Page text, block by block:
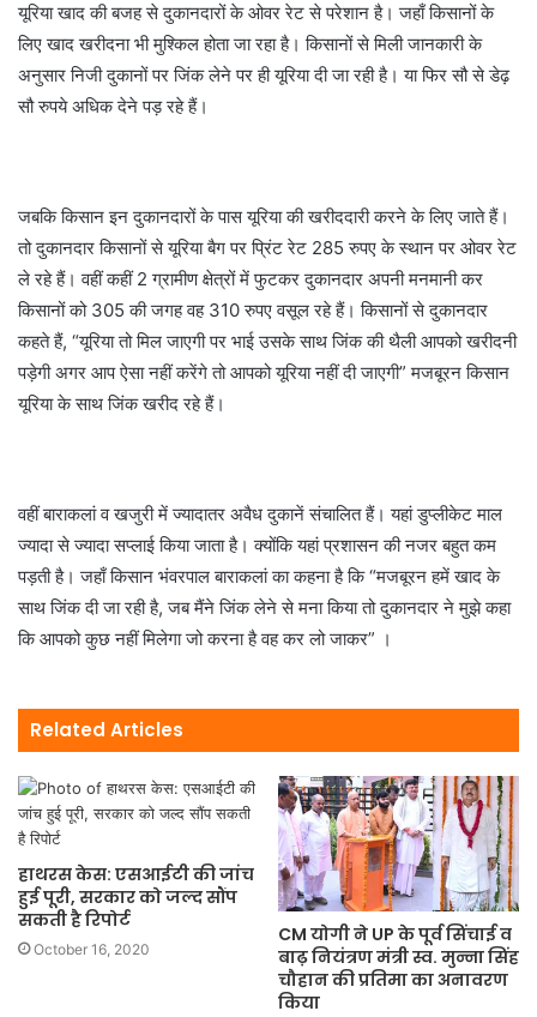
यूरिया खाद की बजह से दुकानदारों के ओवर रेट से परेशान है। जहाँ किसानों के
लिए खाद खरीदना भी मुश्किल होता जा रहा है। किसानों से मिली जानकारी के
अनुसार निजी दुकानों पर जिंक लेने पर ही यूरिया दी जा रही है। या फिर सौ से डेढ़
सौ रुपये अधिक देने पड़ रहे हैं।
जबकि किसान इन दुकानदारों के पास यूरिया की खरीददारी करने के लिए जाते हैं।
तो दुकानदार किसानों से यूरिया बैग पर प्रिंट रेट 285 रुपए के स्थान पर ओवर रेट
ले रहे हैं। वहीं कहीं 2 ग्रामीण क्षेत्रों में फुटकर दुकानदार अपनी मनमानी कर
किसानों को 305 की जगह वह 310 रुपए वसूल रहे हैं। किसानों से दुकानदार
कहते हैं, “यूरिया तो मिल जाएगी पर भाई उसके साथ जिंक की थैली आपको खरीदनी
पड़ेगी अगर आप ऐसा नहीं करेंगे तो आपको यूरिया नहीं दी जाएगी” मजबूरन किसान
यूरिया के साथ जिंक खरीद रहे हैं।
वहीं बाराकलां व खजुरी में ज्यादातर अवैध दुकानें संचालित हैं। यहां डुप्लीकेट माल
ज्यादा से ज्यादा सप्लाई किया जाता है। क्योंकि यहां प्रशासन की नजर बहुत कम
पड़ती है। जहाँ किसान भंवरपाल बाराकलां का कहना है कि “मजबूरन हमें खाद के
साथ जिंक दी जा रही है, जब मैंने जिंक लेने से मना किया तो दुकानदार ने मुझे कहा
कि आपको कुछ नहीं मिलेगा जो करना है वह कर लो जाकर” ।
Related Articles
हाथरस केस: एसआईटी की जांच
हुई पूरी, सरकार को जल्द सौंप
सकती है रिपोर्ट
October 16, 2020
CM योगी ने UP के पूर्व सिंचाई व
बाढ़ नियंत्रण मंत्री स्व. मुन्ना सिंह
चौहान की प्रतिमा का अनावरण
किया